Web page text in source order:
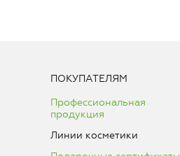
ПОКУПАТЕЛЯМ
Профессиональная
продукция
Линии косметики